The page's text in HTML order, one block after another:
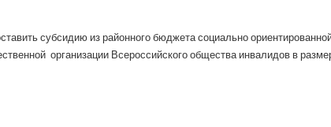
субсидию из районного бюджета социально
организации Всероссийского общества инвалидов в